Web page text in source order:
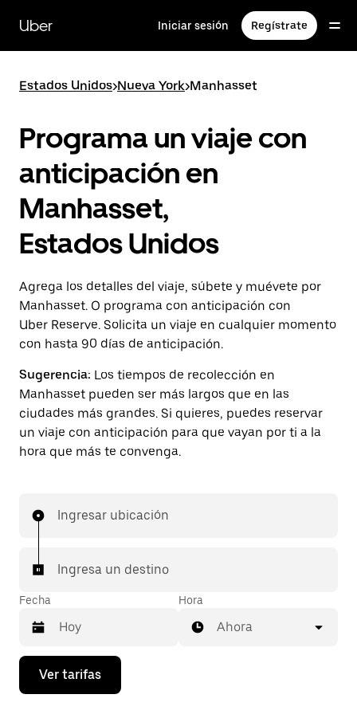
contenido
principal
Uber Iniciar sesión Regístrate
Estados Unidos>Nueva York>Manhasset
Programa un viaje con
anticipación en
Manhasset,
Estados Unidos
Agrega los detalles del viaje, súbete y muévete por
Manhasset. O programa con anticipación con
Uber Reserve. Solicita un viaje en cualquier momento
con hasta 90 días de anticipación.
Sugerencia: Los tiempos de recolección en
Manhasset pueden ser más largos que en las
ciudades más grandes. Si quieres, puedes reservar
un viaje con anticipación para que vayan por ti a la
hora que más te convenga.
Ingresar ubicación
Ingresa un destino
Fecha
Presiona
flecha
Hora
Ahora
Ver tarifas